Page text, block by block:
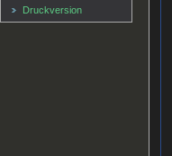
Druckversion